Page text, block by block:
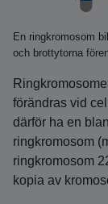
En ringkromosom
och brottytorna
förändras vid
därför ha en
ringkromosom
ringkromosom
kopia av